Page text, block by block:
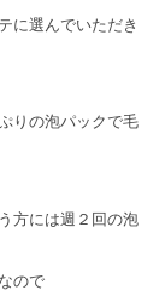
に選んでいただき
りの泡パックで毛
方には週２回の泡
ので